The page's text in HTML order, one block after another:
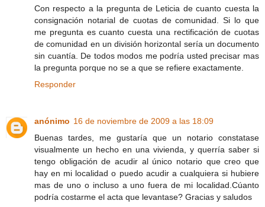
Con respecto a la pregunta de Leticia de cuanto cuesta la
consignación notarial de cuotas de comunidad. Si lo que
me pregunta es cuanto cuesta una rectificación de cuotas
de comunidad en un división horizontal sería un documento
sin cuantía. De todos modos me podría usted precisar mas
la pregunta porque no se a que se refiere exactamente.
Responder
anónimo 16 de noviembre de 2009 a las 18:09
Buenas tardes, me gustaría que un notario constatase
visualmente un hecho en una vivienda, y querría saber si
tengo obligación de acudir al único notario que creo que
hay en mi localidad o puedo acudir a cualquiera si hubiere
mas de uno o incluso a uno fuera de mi localidad.Cúanto
podría costarme el acta que levantase? Gracias y saludos